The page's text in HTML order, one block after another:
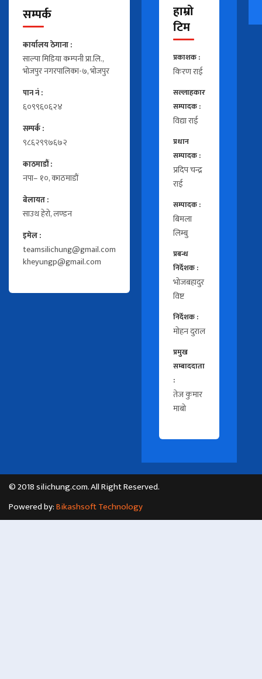
सम्पर्क
कार्यालय ठेगाना :
साल्पा मिडिया कम्पनी प्रा.लि.,
भोजपुर नगरपालिका-७, भोजपुर
पान नं :
६०९९६०६२४
सम्पर्क :
९८६२९९७६७२
काठमाडौं :
नपा– १०, काठमाडौं
बेलायत :
साउथ हेरो, लण्डन
इमेल :
teamsilichung@gmail.com
kheyungp@gmail.com
हाम्रो
टिम
प्रकाशक :
किरण राई
सल्लाहकार
सम्पादक :
विद्या राई
प्रधान
सम्पादक :
प्रदिप चन्द्र
राई
सम्पादक :
बिमला
लिम्बु
प्रबन्ध
निर्देशक :
भोजबहादुर
विष्ट
निर्देशक :
मोहन दुराल
प्रमुख
सम्बाददाता
:
तेज कुमार
माबो
© 2018 silichung.com. All Right Reserved.
Powered by:Bikashsoft Technology